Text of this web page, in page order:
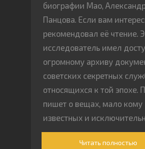
биографии Мао,
Панцова. Если вам
рекомендовал её чтение.
исследователь имел
огромному архиву
советских секретных
относящихся к той эпохе.
пишет о вещах, мало кому
известных и
интересных.
Читать полностью